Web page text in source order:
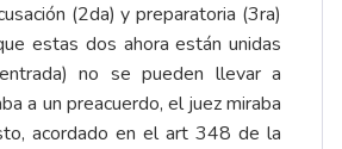
(2da) y preparatoria (3ra)
estas dos ahora están unidas
no se pueden llevar a
a un preacuerdo, el juez miraba
acordado en el art 348 de la